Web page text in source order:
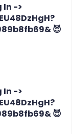
In ->
😈
In ->
😈